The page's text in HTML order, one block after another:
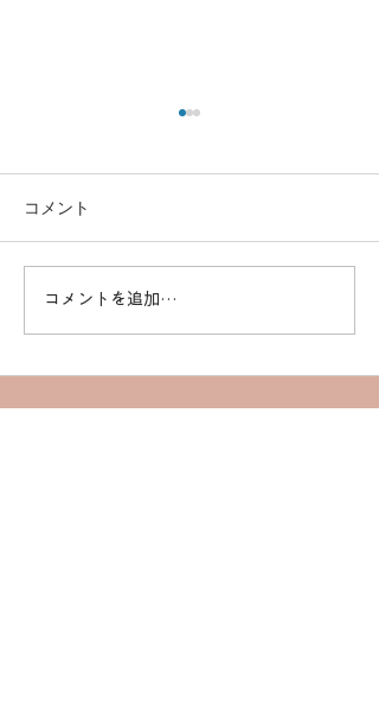
高度なスキルを習得！一
等基本講習でプロフェッ
コメント
コメントを追加…